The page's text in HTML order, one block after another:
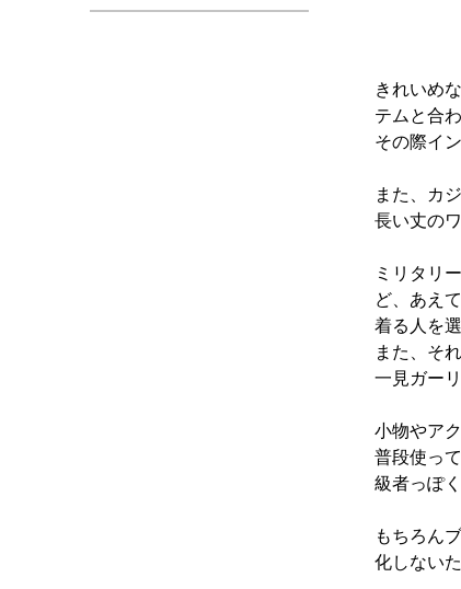
きれいめ
テムと合
その際イ
また、カ
長い丈の
ミリタリ
ど、あえ
着る人を
また、そ
一見ガー
小物やア
普段使っ
級者っぽ
もちろん
化しない